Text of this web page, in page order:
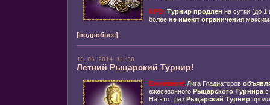
UPD: Турнир продлен на сутки (до
более не имеют ограничения
[подробнее]
19.06.2014 11:30
Летний Рыцарский Турнир!
Внимание! Лига Гладиаторов
ежесезонного Рыцарского Турнира
На этот раз Рыцарский Турнир